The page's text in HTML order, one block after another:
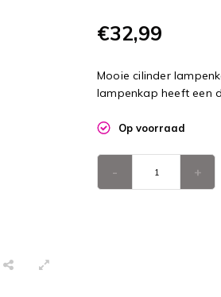
€32,99
Mooie cilinder
lampenkap heeft een
Op voorraad
- +